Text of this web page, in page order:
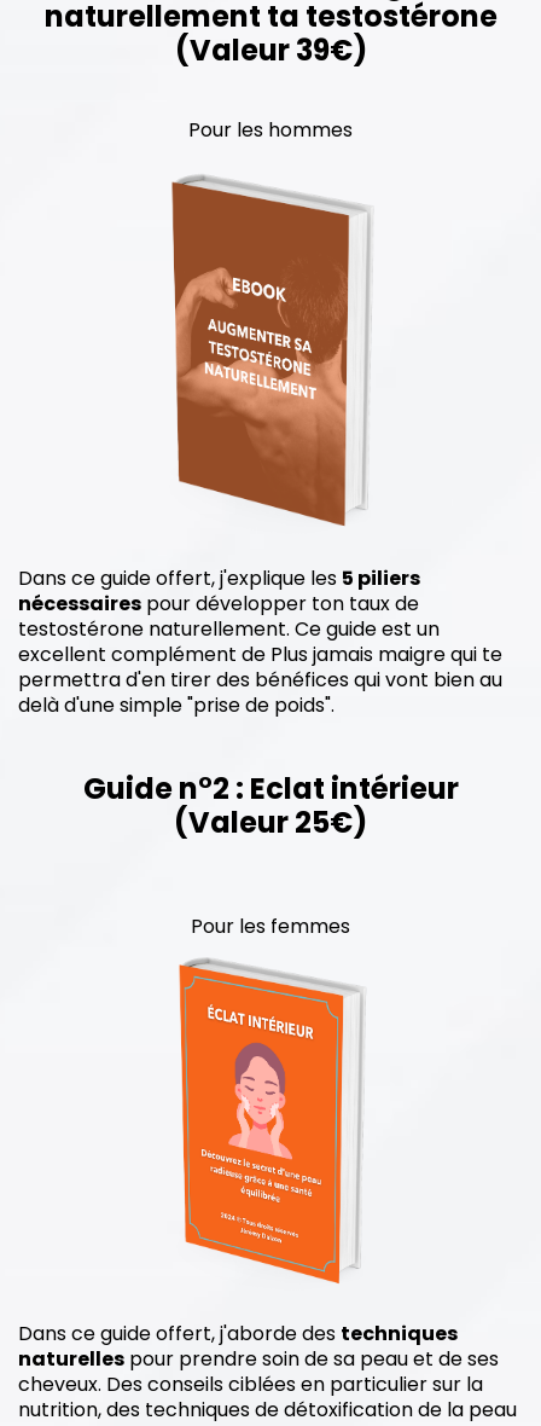
naturellement ta testostérone
(Valeur 39€)
Pour les hommes
Dans ce guide offert, j'explique les 5 piliers
nécessaires pour développer ton taux de
testostérone naturellement. Ce guide est un
excellent complément de Plus jamais maigre qui te
permettra d'en tirer des bénéfices qui vont bien au
delà d'une simple "prise de poids".
Guide n°2 : Eclat intérieur
(Valeur 25€)
Pour les femmes
Dans ce guide offert, j'aborde des techniques
naturelles pour prendre soin de sa peau et de ses
cheveux. Des conseils ciblées en particulier sur la
nutrition, des techniques de détoxification de la peau